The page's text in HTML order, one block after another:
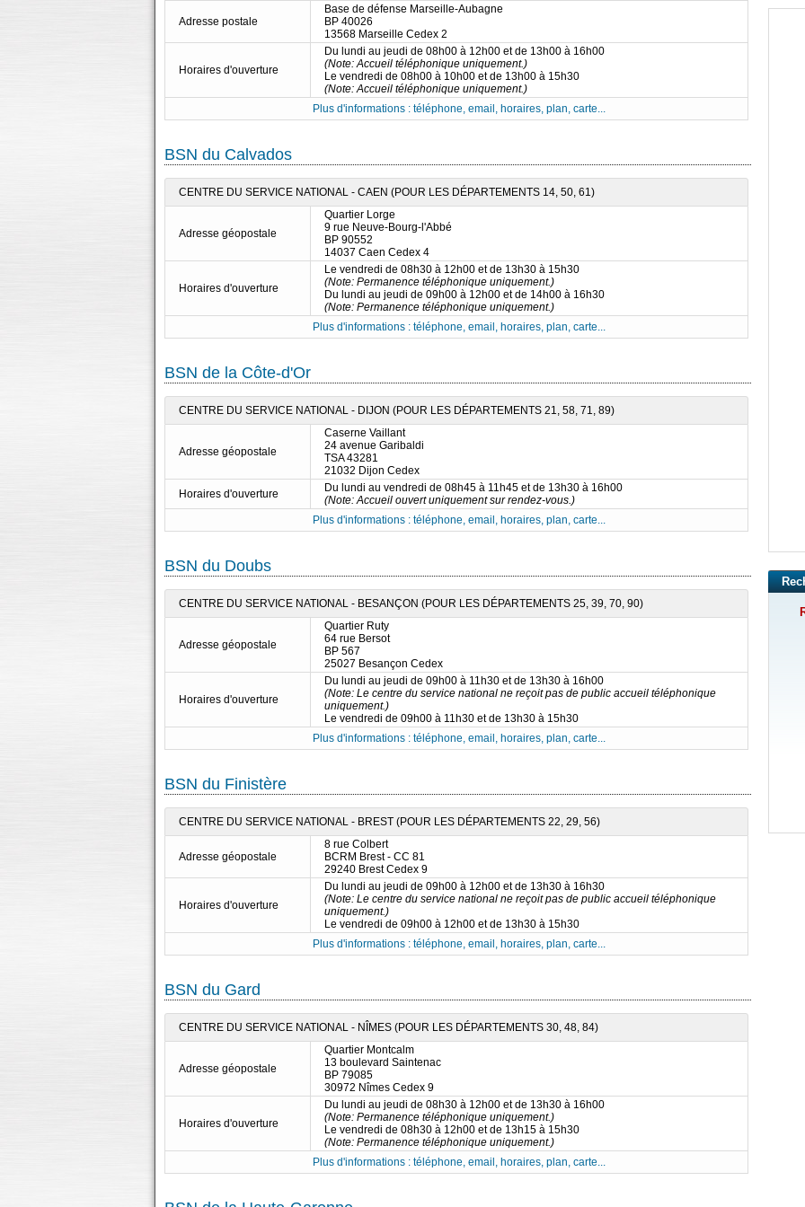
Adresse postale
Base de défense Marseille-Aubagne
BP 40026
13568 Marseille Cedex 2
Horaires d'ouverture
Du lundi au jeudi de 08h00 à 12h00 et de 13h00 à 16h00
(Note: Accueil téléphonique uniquement.)
Le vendredi de 08h00 à 10h00 et de 13h00 à 15h30
(Note: Accueil téléphonique uniquement.)
Plus d'informations : téléphone, email, horaires, plan, carte...
BSN du Calvados
CENTRE DU SERVICE NATIONAL - CAEN (POUR LES DÉPARTEMENTS 14, 50, 61)
Adresse géopostale
Quartier Lorge
9 rue Neuve-Bourg-l'Abbé
BP 90552
14037 Caen Cedex 4
Horaires d'ouverture
Le vendredi de 08h30 à 12h00 et de 13h30 à 15h30
(Note: Permanence téléphonique uniquement.)
Du lundi au jeudi de 09h00 à 12h00 et de 14h00 à 16h30
(Note: Permanence téléphonique uniquement.)
Plus d'informations : téléphone, email, horaires, plan, carte...
BSN de la Côte-d'Or
CENTRE DU SERVICE NATIONAL - DIJON (POUR LES DÉPARTEMENTS 21, 58, 71, 89)
Adresse géopostale
Caserne Vaillant
24 avenue Garibaldi
TSA 43281
21032 Dijon Cedex
Horaires d'ouverture
Du lundi au vendredi de 08h45 à 11h45 et de 13h30 à 16h00
(Note: Accueil ouvert uniquement sur rendez-vous.)
Plus d'informations : téléphone, email, horaires, plan, carte...
BSN du Doubs
CENTRE DU SERVICE NATIONAL - BESANÇON (POUR LES DÉPARTEMENTS 25, 39, 70, 90)
Adresse géopostale
Quartier Ruty
64 rue Bersot
BP 567
25027 Besançon Cedex
Horaires d'ouverture
Du lundi au jeudi de 09h00 à 11h30 et de 13h30 à 16h00
(Note: Le centre du service national ne reçoit pas de public accueil téléphonique
uniquement.)
Le vendredi de 09h00 à 11h30 et de 13h30 à 15h30
Plus d'informations : téléphone, email, horaires, plan, carte...
BSN du Finistère
CENTRE DU SERVICE NATIONAL - BREST (POUR LES DÉPARTEMENTS 22, 29, 56)
Adresse géopostale
8 rue Colbert
BCRM Brest - CC 81
29240 Brest Cedex 9
Horaires d'ouverture
Du lundi au jeudi de 09h00 à 12h00 et de 13h30 à 16h30
(Note: Le centre du service national ne reçoit pas de public accueil téléphonique
uniquement.)
Le vendredi de 09h00 à 12h00 et de 13h30 à 15h30
Plus d'informations : téléphone, email, horaires, plan, carte...
BSN du Gard
CENTRE DU SERVICE NATIONAL - NÎMES (POUR LES DÉPARTEMENTS 30, 48, 84)
Adresse géopostale
Quartier Montcalm
13 boulevard Saintenac
BP 79085
30972 Nîmes Cedex 9
Horaires d'ouverture
Du lundi au jeudi de 08h30 à 12h00 et de 13h30 à 16h00
(Note: Permanence téléphonique uniquement.)
Le vendredi de 08h30 à 12h00 et de 13h15 à 15h30
(Note: Permanence téléphonique uniquement.)
Plus d'informations : téléphone, email, horaires, plan, carte...